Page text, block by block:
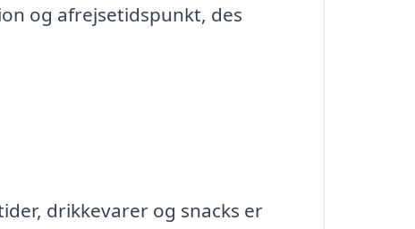
og afrejsetidspunkt, des
drikkevarer og snacks er